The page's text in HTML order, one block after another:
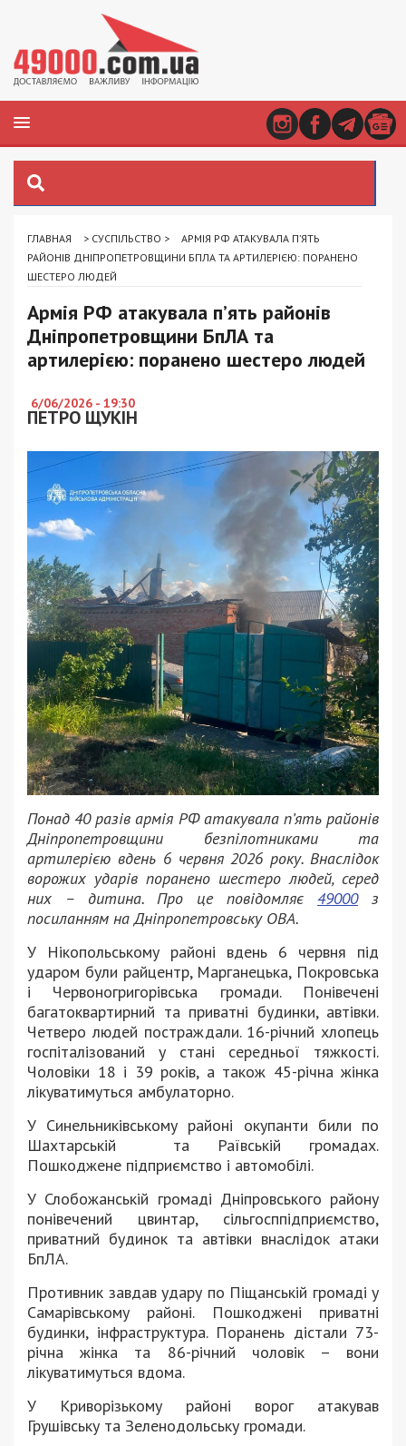
ГЛАВНАЯ > СУСПІЛЬСТВО >
АРМІЯ РФ АТАКУВАЛА П’ЯТЬ
РАЙОНІВ ДНІПРОПЕТРОВЩИНИ БПЛА ТА АРТИЛЕРІЄЮ: ПОРАНЕНО
ШЕСТЕРО ЛЮДЕЙ
Армія РФ атакувала п’ять районів
Дніпропетровщини БпЛА та
артилерією: поранено шестеро людей
6/06/2026 - 19:30
ПЕТРО ЩУКІН
Понад 40 разів армія РФ атакувала п’ять районів
Дніпропетровщини безпілотниками та
артилерією вдень 6 червня 2026 року. Внаслідок
ворожих ударів поранено шестеро людей, серед
них – дитина. Про це повідомляє 49000з
посиланням на Дніпропетровську ОВА.
У Нікопольському районі вдень 6 червня під
ударом були райцентр, Марганецька, Покровська
і Червоногригорівська громади. Понівечені
багатоквартирний та приватні будинки, автівки.
Четверо людей постраждали. 16-річний хлопець
госпіталізований у стані середньої тяжкості.
Чоловіки 18 і 39 років, а також 45-річна жінка
лікуватимуться амбулаторно.
У Синельниківському районі окупанти били по
Шахтарській та Раївській громадах.
Пошкоджене підприємство і автомобілі.
У Слобожанській громаді Дніпровського району
понівечений цвинтар, сільгосппідприємство,
приватний будинок та автівки внаслідок атаки
БпЛА.
Противник завдав удару по Піщанській громаді у
Самарівському районі. Пошкоджені приватні
будинки, інфраструктура. Поранень дістали 73-
річна жінка та 86-річний чоловік – вони
лікуватимуться вдома.
У Криворізькому районі ворог атакував
Грушівську та Зеленодольську громади.